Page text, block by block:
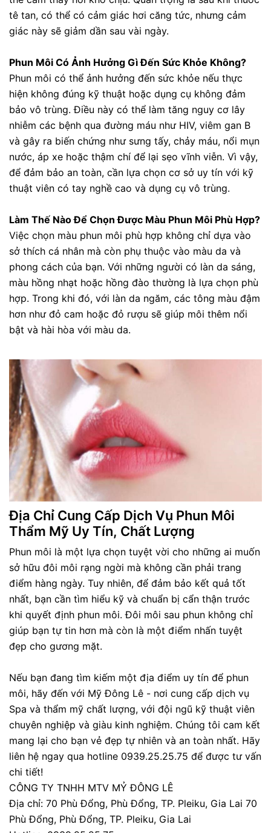
tê tan, có thể có cảm giác hơi căng tức, nhưng cảm
giác này sẽ giảm dần sau vài ngày.
Phun Môi Có Ảnh Hưởng Gì Đến Sức Khỏe Không?
Phun môi có thể ảnh hưởng đến sức khỏe nếu thực
hiện không đúng kỹ thuật hoặc dụng cụ không đảm
bảo vô trùng. Điều này có thể làm tăng nguy cơ lây
nhiễm các bệnh qua đường máu như HIV, viêm gan B
và gây ra biến chứng như sưng tấy, chảy máu, nổi mụn
nước, áp xe hoặc thậm chí để lại sẹo vĩnh viễn. Vì vậy,
để đảm bảo an toàn, cần lựa chọn cơ sở uy tín với kỹ
thuật viên có tay nghề cao và dụng cụ vô trùng.
Làm Thế Nào Để Chọn Được Màu Phun Môi Phù Hợp?
Việc chọn màu phun môi phù hợp không chỉ dựa vào
sở thích cá nhân mà còn phụ thuộc vào màu da và
phong cách của bạn. Với những người có làn da sáng,
màu hồng nhạt hoặc hồng đào thường là lựa chọn phù
hợp. Trong khi đó, với làn da ngăm, các tông màu đậm
hơn như đỏ cam hoặc đỏ rượu sẽ giúp môi thêm nổi
bật và hài hòa với màu da.
Địa Chỉ Cung Cấp Dịch Vụ Phun Môi
Thẩm Mỹ Uy Tín, Chất Lượng
Phun môi là một lựa chọn tuyệt vời cho những ai muốn
sở hữu đôi môi rạng ngời mà không cần phải trang
điểm hàng ngày. Tuy nhiên, để đảm bảo kết quả tốt
nhất, bạn cần tìm hiểu kỹ và chuẩn bị cẩn thận trước
khi quyết định phun môi. Đôi môi sau phun không chỉ
giúp bạn tự tin hơn mà còn là một điểm nhấn tuyệt
đẹp cho gương mặt.
Nếu bạn đang tìm kiếm một địa điểm uy tín để phun
môi, hãy đến với Mỹ Đông Lê - nơi cung cấp dịch vụ
Spa và thẩm mỹ chất lượng, với đội ngũ kỹ thuật viên
chuyên nghiệp và giàu kinh nghiệm. Chúng tôi cam kết
mang lại cho bạn vẻ đẹp tự nhiên và an toàn nhất. Hãy
liên hệ ngay qua hotline 0939.25.25.75 để được tư vấn
chi tiết!
CÔNG TY TNHH MTV MỶ ĐÔNG LÊ
Địa chỉ: 70 Phù Đổng, Phù Đổng, TP. Pleiku, Gia Lai 70
Phù Đổng, Phù Đổng, TP. Pleiku, Gia Lai